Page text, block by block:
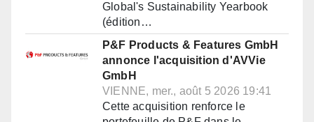
Global's Sustainability Yearbook
(édition…
P&F Products & Features GmbH
annonce l'acquisition d'AVVie
GmbH
VIENNE, mer., août 5 2026 19:41
Cette acquisition renforce le